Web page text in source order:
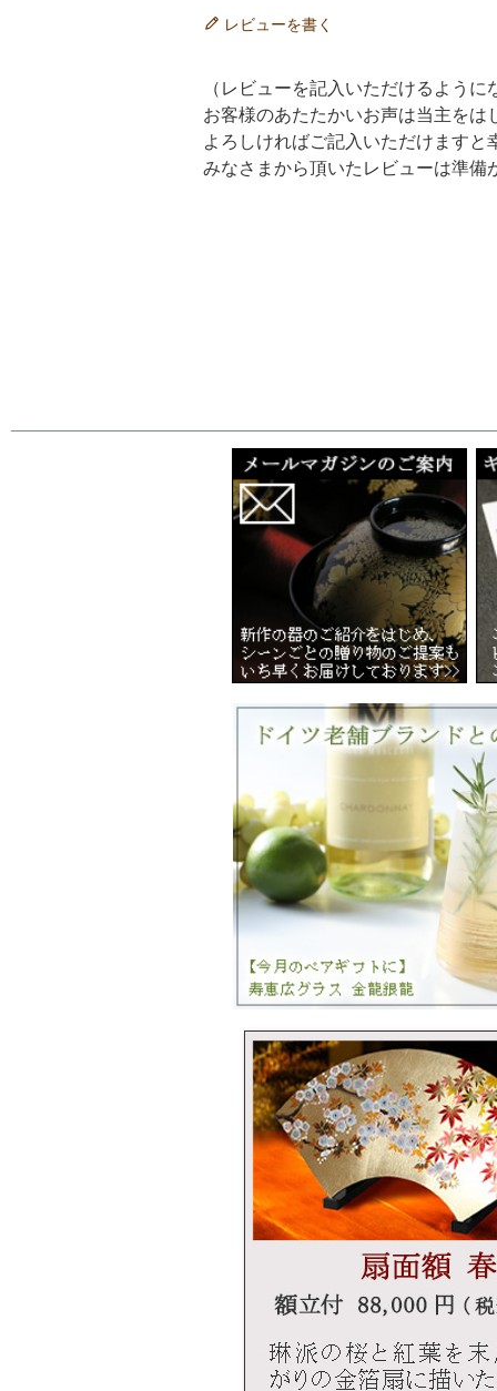
レビューを書く
（レビューを記入いただけるように
お客様のあたたかいお声は当主を
よろしければご記入いただけますと
みなさまから頂いたレビューは準備